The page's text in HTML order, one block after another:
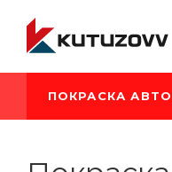
ПОКРАСКА